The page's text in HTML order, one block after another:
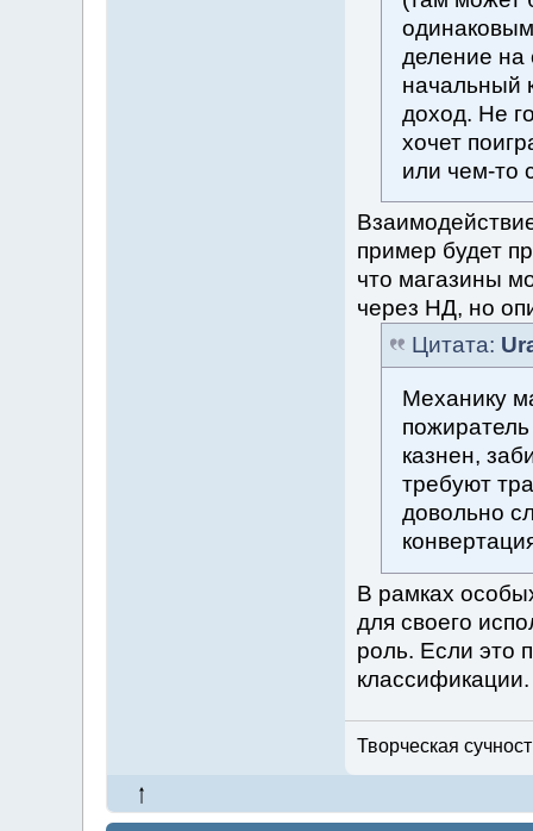
деление на
начальный
доход. Не
хочет
или чем-то
пример будет
что магазины
через НД, но
Цитата:
Механику
пожиратель
казнен,
требуют
довольно
В рамках
для своего
роль. Если это
классификации.
Творческая